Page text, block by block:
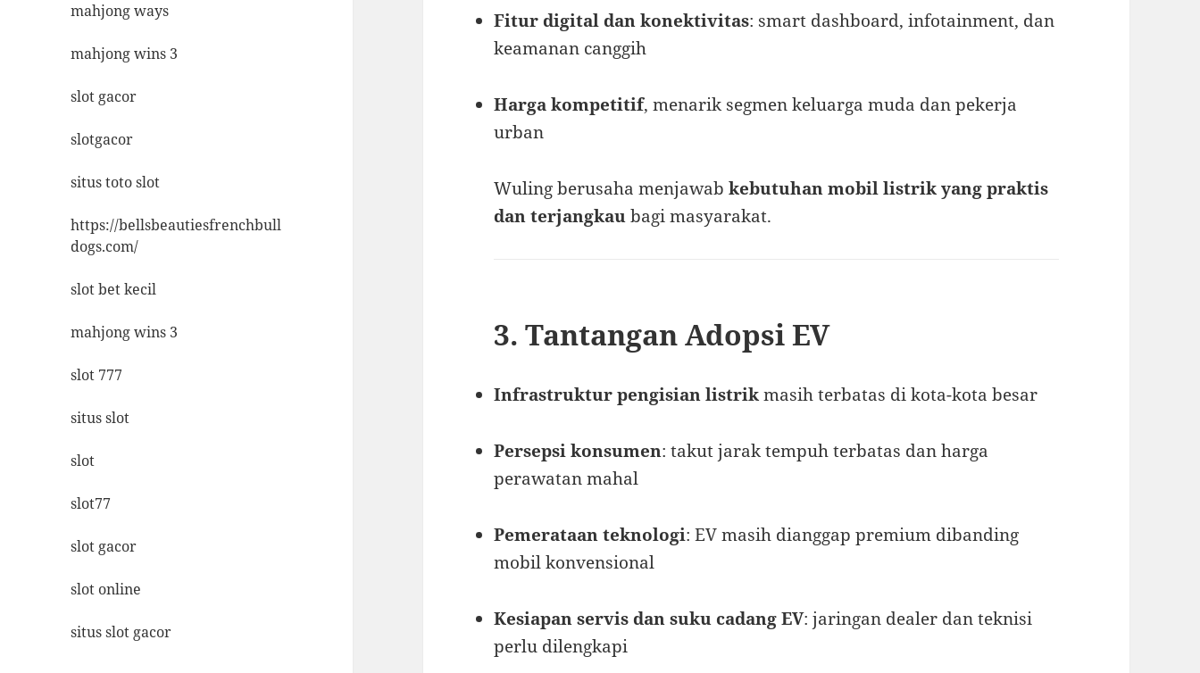
mahjong ways
mahjong wins 3
slot gacor
slotgacor
situs toto slot
https://bellsbeautiesfrenchbull
dogs.com/
slot bet kecil
mahjong wins 3
slot 777
situs slot
slot
slot77
slot gacor
slot online
situs slot gacor
Fitur digital dan konektivitas: smart dashboard, infotainment, dan
keamanan canggih
Harga kompetitif, menarik segmen keluarga muda dan pekerja
urban
Wuling berusaha menjawabkebutuhan mobil listrik yang praktis
dan terjangkaubagi masyarakat.
3. Tantangan Adopsi EV
Infrastruktur pengisian listrikmasih terbatas di kota-kota besar
Persepsi konsumen: takut jarak tempuh terbatas dan harga
perawatan mahal
Pemerataan teknologi: EV masih dianggap premium dibanding
mobil konvensional
Kesiapan servis dan suku cadang EV: jaringan dealer dan teknisi
perlu dilengkapi